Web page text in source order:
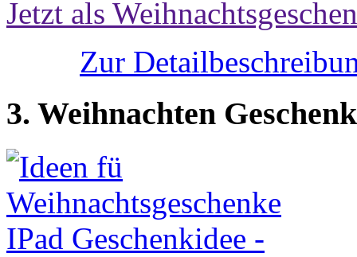
Jetzt als
Zur
3. Weihnachten